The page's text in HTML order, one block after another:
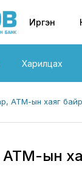
Иргэн
Харилцах
АТМ-ын хаяг
АТМ-ын